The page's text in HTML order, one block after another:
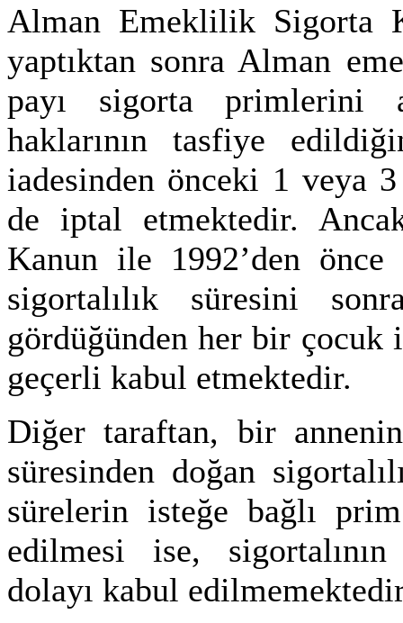
Alman Emeklilik Sigorta
yaptıktan sonra Alman
payı sigorta primlerini
haklarının tasfiye
iadesinden önceki 1 veya
de iptal etmektedir.
Kanun ile 1992’den
sigortalılık süresini
gördüğünden her bir çocuk
geçerli kabul etmektedir.
Diğer taraftan, bir
süresinden doğan
sürelerin isteğe bağlı
edilmesi ise,
dolayı kabul